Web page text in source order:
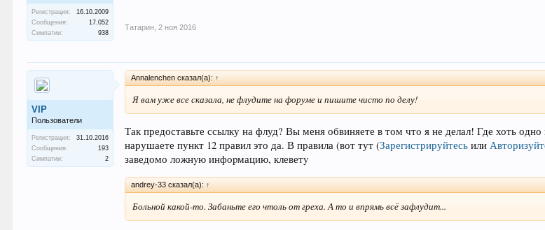
Регистрация:
16.10.2009
Сообщения:
17.052
Симпатии:
938
Татарин 2 ноя 2016
VIP
Пользователи
Регистрация:
31.10.2016
Сообщения:
193
Симпатии:
2
Annalenchen сказал(а): ↑
Я вам уже все сказала, не флудите на форуме и пишите чисто по делу!
Так предоставьте ссылку на флуд? Вы меня обвиняете в том что я не делал! Где хоть
нарушаете пункт 12 правил это да. В правила (вот тут(Зарегистрируйтесь или
заведомо ложнyю инфоpмацию, клеветy
andrey-33 сказал(а): ↑
Больной какой-то. Забаньте его чтоль от греха. А то и впрямь всё зафлудит...